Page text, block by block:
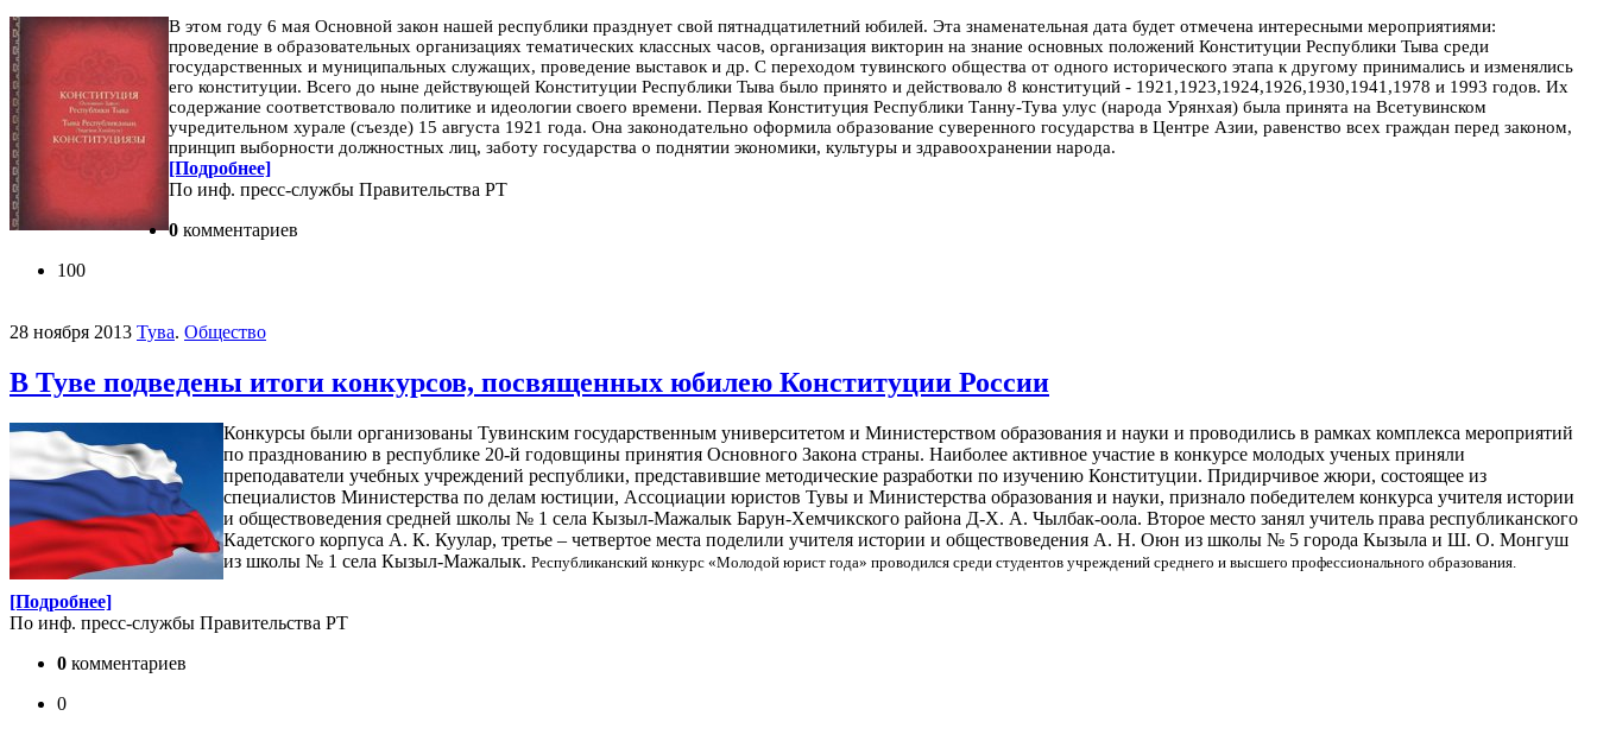
В этом году 6 мая Основной закон нашей республики празднует свой пятнадцатилетний юбилей. Эта знаменательная дата будет отмечена интересными мероприятиями:
проведение в образовательных организациях тематических классных часов, организация викторин на знание основных положений Конституции Республики Тыва среди
государственных и муниципальных служащих, проведение выставок и др. С переходом тувинского общества от одного исторического этапа к другому принимались и изменялись
его конституции. Всего до ныне действующей Конституции Республики Тыва было принято и действовало 8 конституций - 1921,1923,1924,1926,1930,1941,1978 и 1993 годов. Их
содержание соответствовало политике и идеологии своего времени. Первая Конституция Республики Танну-Тува улус (народа Урянхая) была принята на Всетувинском
учредительном хурале (съезде) 15 августа 1921 года. Она законодательно оформила образование суверенного государства в Центре Азии, равенство всех граждан перед законом,
принцип выборности должностных лиц, заботу государства о поднятии экономики, культуры и здравоохранении народа.
[Подробнее]
По инф. пресс-службы Правительства РТ
0 комментариев
100
28 ноября 2013 Тува. Общество
В Туве подведены итоги конкурсов, посвященных юбилею Конституции России
Конкурсы были организованы Тувинским государственным университетом и Министерством образования и науки и проводились в рамках комплекса мероприятий
по празднованию в республике 20-й годовщины принятия Основного Закона страны. Наиболее активное участие в конкурсе молодых ученых приняли
преподаватели учебных учреждений республики, представившие методические разработки по изучению Конституции. Придирчивое жюри, состоящее из
специалистов Министерства по делам юстиции, Ассоциации юристов Тувы и Министерства образования и науки, признало победителем конкурса учителя истории
и обществоведения средней школы № 1 села Кызыл-Мажалык Барун-Хемчикского района Д-Х. А. Чылбак-оола. Второе место занял учитель права республиканского
Кадетского корпуса А. К. Куулар, третье – четвертое места поделили учителя истории и обществоведения А. Н. Оюн из школы № 5 города Кызыла и Ш. О. Монгуш
из школы № 1 села Кызыл-Мажалык. Республиканский конкурс «Молодой юрист года» проводился среди студентов учреждений среднего и высшего профессионального образования.
[Подробнее]
По инф. пресс-службы Правительства РТ
0 комментариев
0